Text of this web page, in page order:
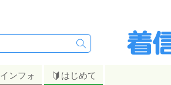
インフォ はじめて